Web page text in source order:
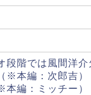
段階では風間洋介
※本編：次郎吉）
本編：ミッチー）